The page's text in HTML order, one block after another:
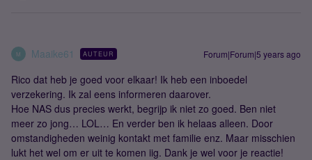
M Maaike61 AUTEUR Forum|Forum|5 years ago
Rico dat heb je goed voor elkaar! Ik heb een inboedel
verzekering. Ik zal eens informeren daarover.
Hoe NAS dus precies werkt, begrijp ik niet zo goed. Ben niet
meer zo jong… LOL… En verder ben ik helaas alleen. Door
omstandigheden weinig kontakt met familie enz. Maar misschien
lukt het wel om er uit te komen iig. Dank je wel voor je reactie!